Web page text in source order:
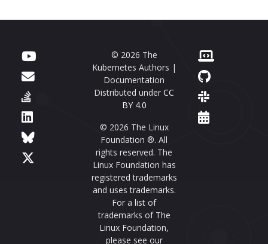
© 2026 The
Kubernetes Authors |
Documentation
Distributed under CC
BY 4.0
© 2026 The Linux
Foundation ®. All
rights reserved. The
Linux Foundation has
registered trademarks
and uses trademarks.
For a list of
trademarks of The
Linux Foundation,
please see our